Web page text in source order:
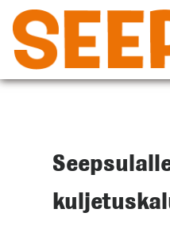
Siirry
sisältöön